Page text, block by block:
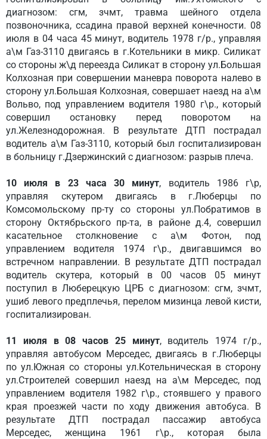
диагнозом: сгм, зчмт, травма шейного отдела
позвоночника, ссадина правой верхней конечности. 08
июля в 04 часа 45 минут, водитель 1978 г/р., управляя
а\м Газ-3110 двигаясь в г.Котельники в микр. Силикат
со стороны ж\д переезда Силикат в сторону ул.Большая
Колхозная при совершении маневра поворота налево в
сторону ул.Большая Колхозная, совершает наезд на а\м
Вольво, под управлением водителя 1980 г\р., который
совершил остановку перед поворотом на
ул.Железнодорожная. В результате ДТП пострадал
водитель а\м Газ-3110, который был госпитализирован
в больницу г.Дзержинский с диагнозом: разрыв плеча.
10 июля в 23 часа 30 минут, водитель 1986 г\р,
управляя скутером двигаясь в г.Люберцы по
Комсомольскому пр-ту со стороны ул.Побратимов в
сторону Октябрьского пр-та, в районе д.4, совершил
касательное столкновение с а\м Фотон, под
управлением водителя 1974 г\р., двигавшимся во
встречном направлении. В результате ДТП пострадал
водитель скутера, который в 00 часов 05 минут
поступил в Люберецкую ЦРБ с диагнозом: сгм, зчмт,
ушиб левого предплечья, перелом мизинца левой кисти,
госпитализирован.
11 июля в 08 часов 25 минут, водитель 1974 г/р.,
управляя автобусом Мерседес, двигаясь в г.Люберцы
по ул.Южная со стороны ул.Котельническая в сторону
ул.Строителей совершил наезд на а\м Мерседес, под
управлением водителя 1982 г\р., стоявшего у правого
края проезжей части по ходу движения автобуса. В
результате ДТП пострадал пассажир автобуса
Мерседес, женщина 1961 г\р., которая была